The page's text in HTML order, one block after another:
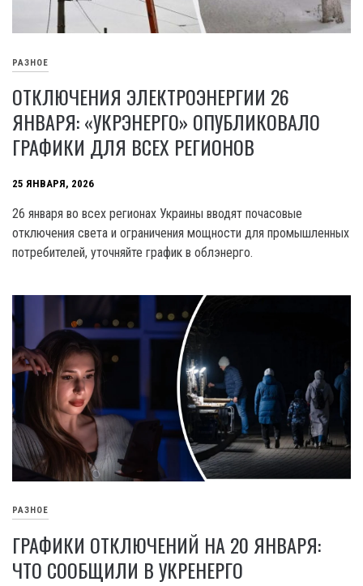
РАЗНОЕ
ОТКЛЮЧЕНИЯ ЭЛЕКТРОЭНЕРГИИ 26
ЯНВАРЯ: «УКРЭНЕРГО» ОПУБЛИКОВАЛО
ГРАФИКИ ДЛЯ ВСЕХ РЕГИОНОВ
25 ЯНВАРЯ, 2026
26 января во всех регионах Украины вводят почасовые
отключения света и ограничения мощности для промышленных
потребителей, уточняйте график в облэнерго.
РАЗНОЕ
ГРАФИКИ ОТКЛЮЧЕНИЙ НА 20 ЯНВАРЯ:
ЧТО СООБЩИЛИ В УКРЕНЕРГО